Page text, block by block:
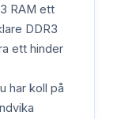
RAM ett
DDR3
ett hinder
har koll på